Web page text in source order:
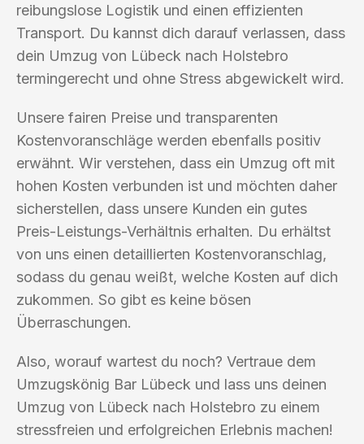
reibungslose Logistik und einen effizienten
Transport. Du kannst dich darauf verlassen, dass
dein Umzug von Lübeck nach Holstebro
termingerecht und ohne Stress abgewickelt wird.
Unsere fairen Preise und transparenten
Kostenvoranschläge werden ebenfalls positiv
erwähnt. Wir verstehen, dass ein Umzug oft mit
hohen Kosten verbunden ist und möchten daher
sicherstellen, dass unsere Kunden ein gutes
Preis-Leistungs-Verhältnis erhalten. Du erhältst
von uns einen detaillierten Kostenvoranschlag,
sodass du genau weißt, welche Kosten auf dich
zukommen. So gibt es keine bösen
Überraschungen.
Also, worauf wartest du noch? Vertraue dem
Umzugskönig Bar Lübeck und lass uns deinen
Umzug von Lübeck nach Holstebro zu einem
stressfreien und erfolgreichen Erlebnis machen!